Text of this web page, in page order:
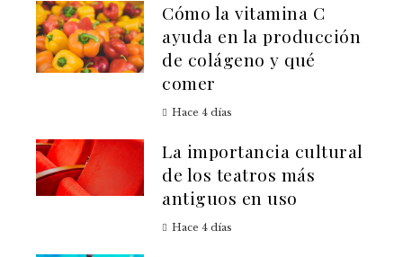
Cómo la vitamina C
ayuda en la producción
de colágeno y qué
comer
Hace 4 días
La importancia cultural
de los teatros más
antiguos en uso
Hace 4 días